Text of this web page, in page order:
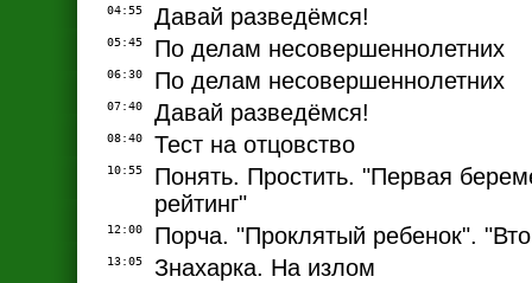
04:55 Давай разведёмся!
05:45 По делам несовершеннолетних
06:30 По делам несовершеннолетних
07:40 Давай разведёмся!
08:40 Тест на отцовство
10:55
Понять. Простить. "Первая
рейтинг"
12:00 Порча. "Проклятый ребенок".
13:05 Знахарка. На излом